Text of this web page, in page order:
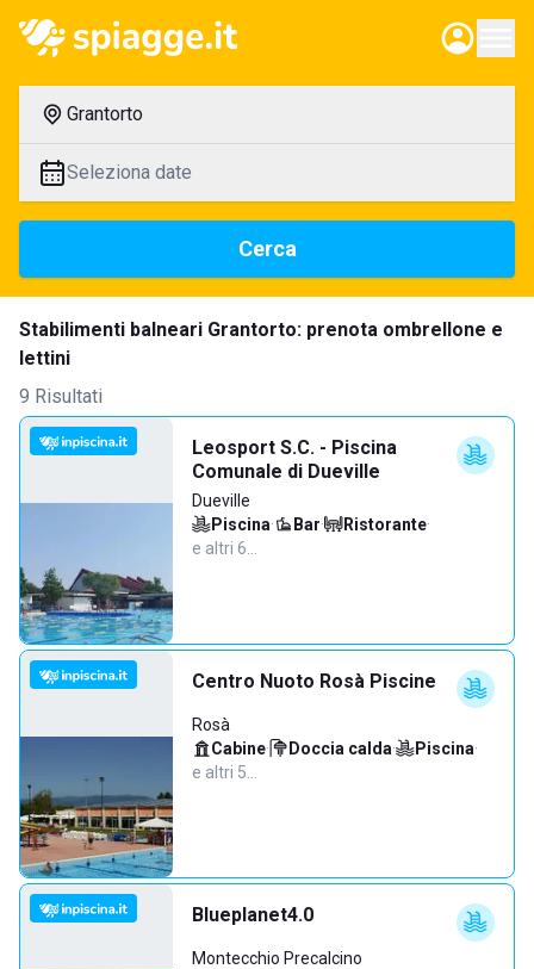
Grantorto
Seleziona date
Cerca
Stabilimenti balneari Grantorto: prenota ombrellone e
lettini
9 Risultati
Leosport S.C. - Piscina
Comunale di Dueville
Dueville
Piscina· Bar· Ristorante·
e altri 6…
Centro Nuoto Rosà Piscine
Rosà
Cabine· Doccia calda· Piscina·
e altri 5…
Blueplanet4.0
Montecchio Precalcino